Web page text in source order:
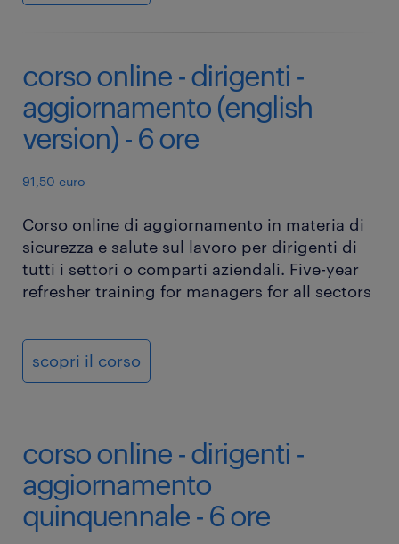
corso online - dirigenti -
aggiornamento (english
version) - 6 ore
91,50 euro
Corso online di aggiornamento in materia di
sicurezza e salute sul lavoro per dirigenti di
tutti i settori o comparti aziendali. Five-year
refresher training for managers for all sectors
scopri il corso
corso online - dirigenti -
aggiornamento
quinquennale - 6 ore